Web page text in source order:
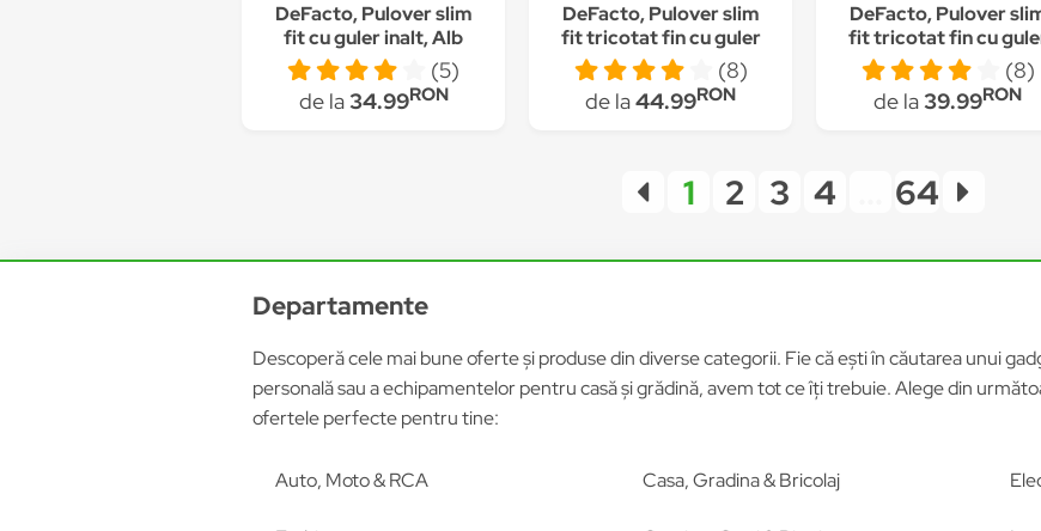
DeFacto, Pulover slim
fit cu guler inalt, Alb
(5)
de la34.99RON
DeFacto, Pulover slim
fit tricotat fin cu guler
inalt, Oranj
(8)
de la44.99RON
DeFacto, Pulover
fit tricotat fin cu
inalt, Alb prafuit(8)
de la39.99RON
1 2 3 4 64
Departamente
Descoperă cele mai bune oferte și produse din diverse categorii. Fie că ești în căutarea unui
personală sau a echipamentelor pentru casă și grădină, avem tot ce îți trebuie. Alege din
ofertele perfecte pentru tine:
Auto, Moto & RCA Casa, Gradina & Bricolaj